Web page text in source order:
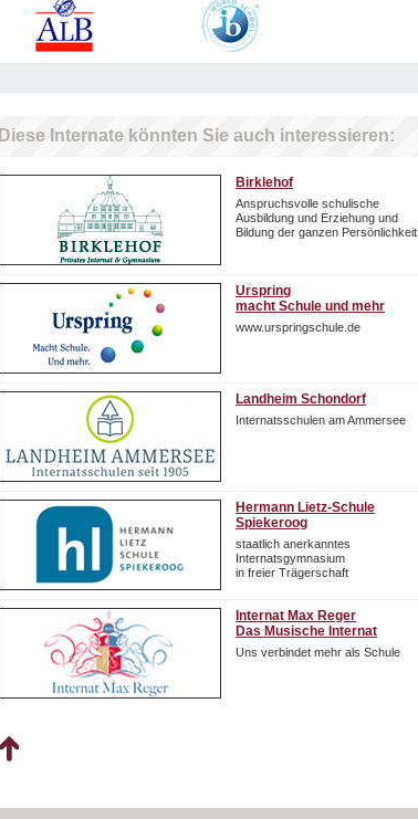
Diese Internate könnten Sie auch interessieren:
Birklehof
Anspruchsvolle schulische
Ausbildung und Erziehung und
Bildung der ganzen Persönlichkeit
Urspring
macht Schule und mehr
www.urspringschule.de
Landheim Schondorf
Internatsschulen am Ammersee
Hermann Lietz-Schule
Spiekeroog
staatlich anerkanntes
Internatsgymnasium
in freier Trägerschaft
Internat Max Reger
Das Musische Internat
Uns verbindet mehr als Schule